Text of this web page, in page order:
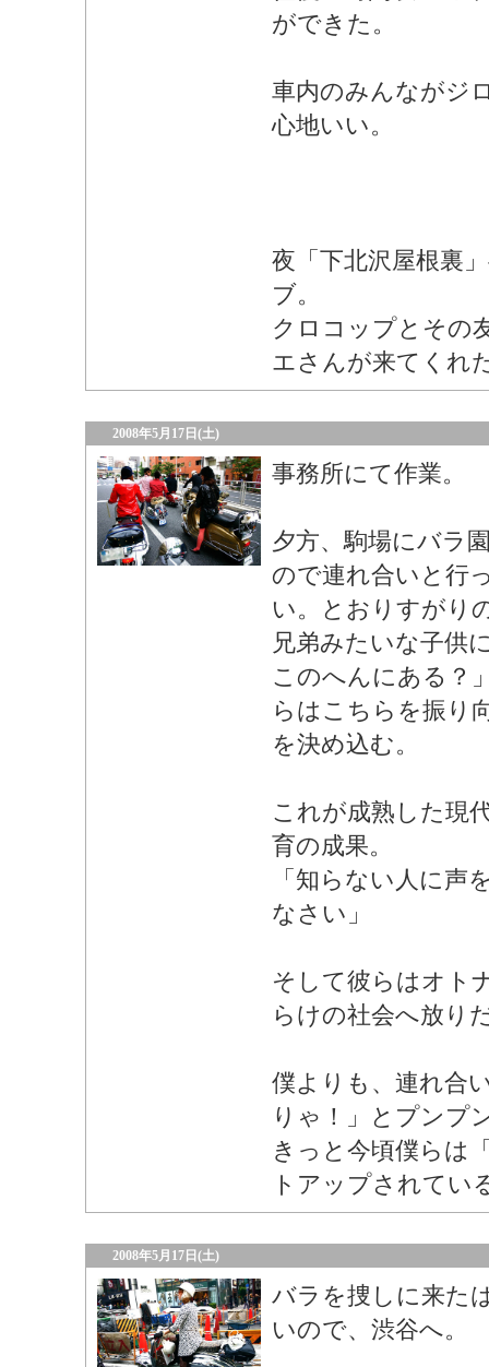
ができた。
車内のみんながジ
心地いい。
夜「下北沢屋根裏
ブ。
クロコップとその
エさんが来てくれ
2008年5月17日(土)
事務所にて作業。
夕方、駒場にバラ
ので連れ合いと行
い。とおりすがり
兄弟みたいな子供
このへんにある？
らはこちらを振り
を決め込む。
これが成熟した現
育の成果。
「知らない人に声
なさい」
そして彼らはオト
らけの社会へ放り
僕よりも、連れ合
りゃ！」とプンプ
きっと今頃僕らは
トアップされてい
2008年5月17日(土)
バラを捜しに来た
いので、渋谷へ。